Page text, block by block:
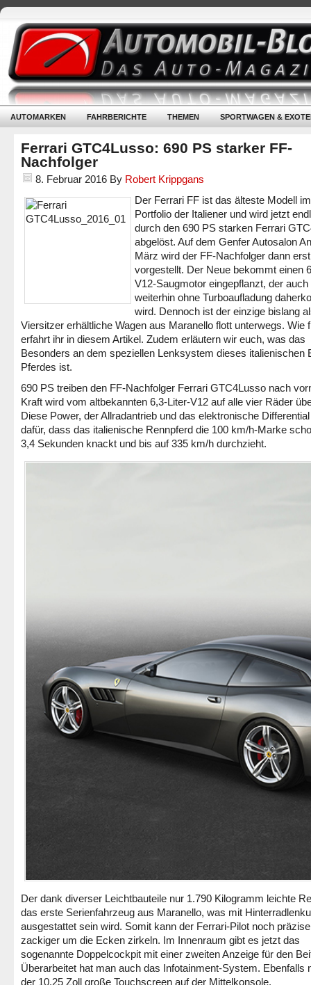
AUTOMARKEN FAHRBERICHTE THEMEN SPORTWAGEN &
Ferrari GTC4Lusso: 690 PS starker FF-
Nachfolger
8. Februar 2016 By Robert Krippgans
Der Ferrari FF ist das älteste Modell im
Portfolio der Italiener und wird jetzt
durch den 690 PS starken Ferrari
abgelöst. Auf dem Genfer Autosalon
März wird der FF-Nachfolger dann
vorgestellt. Der Neue bekommt einen
V12-Saugmotor eingepflanzt, der auch
weiterhin ohne Turboaufladung
wird. Dennoch ist der einzige bislang
Viersitzer erhältliche Wagen aus Maranello flott unterwegs. Wie
erfahrt ihr in diesem Artikel. Zudem erläutern wir euch, was das
Besonders an dem speziellen Lenksystem dieses italienischen
Pferdes ist.
690 PS treiben den FF-Nachfolger Ferrari GTC4Lusso nach
Kraft wird vom altbekannten 6,3-Liter-V12 auf alle vier Räder
Diese Power, der Allradantrieb und das elektronische
dafür, dass das italienische Rennpferd die 100 km/h-Marke
3,4 Sekunden knackt und bis auf 335 km/h durchzieht.
Der dank diverser Leichtbauteile nur 1.790 Kilogramm leichte
das erste Serienfahrzeug aus Maranello, was mit
ausgestattet sein wird. Somit kann der Ferrari-Pilot noch
zackiger um die Ecken zirkeln. Im Innenraum gibt es jetzt das
sogenannte Doppelcockpit mit einer zweiten Anzeige für den
Überarbeitet hat man auch das Infotainment-System. Ebenfalls
der 10,25 Zoll große Touchscreen auf der Mittelkonsole.